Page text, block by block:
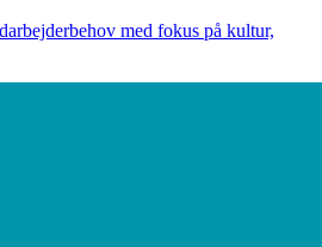
med fokus på kultur,